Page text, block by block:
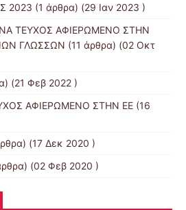
2023 (1 άρθρα) (29 Ιαν 2023 )
ΤΕΥΧΟΣ ΑΦΙΕΡΩΜΕΝΟ ΣΤΗΝ
ΓΛΩΣΣΩΝ (11 άρθρα) (02 Οκτ
(21 Φεβ 2022 )
ΑΦΙΕΡΩΜΕΝΟ ΣΤΗΝ ΕΕ (16
(17 Δεκ 2020 )
(02 Φεβ 2020 )